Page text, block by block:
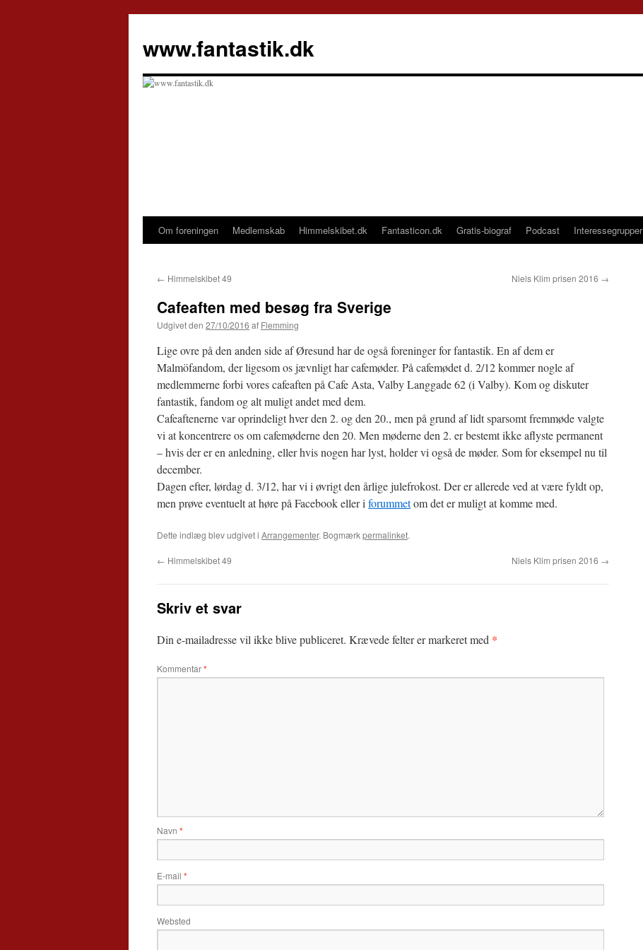
indhold
www.fantastik.dk
Om foreningen Medlemskab Himmelskibet.dk Fantasticon.dk Gratis-biograf Podcast Interessegrupper
← Himmelskibet 49 Niels Klim prisen 2016 →
Cafeaften med besøg fra Sverige
Udgivet den 27/10/2016 af Flemming
Lige ovre på den anden side af Øresund har de også foreninger for fantastik. En af dem er
Malmöfandom, der ligesom os jævnligt har cafemøder. På cafemødet d. 2/12 kommer nogle af
medlemmerne forbi vores cafeaften på Cafe Asta, Valby Langgade 62 (i Valby). Kom og diskuter
fantastik, fandom og alt muligt andet med dem.
Cafeaftenerne var oprindeligt hver den 2. og den 20., men på grund af lidt sparsomt fremmøde valgte
vi at koncentrere os om cafemøderne den 20. Men møderne den 2. er bestemt ikke aflyste permanent
– hvis der er en anledning, eller hvis nogen har lyst, holder vi også de møder. Som for eksempel nu til
december.
Dagen efter, lørdag d. 3/12, har vi i øvrigt den årlige julefrokost. Der er allerede ved at være fyldt op,
men prøve eventuelt at høre på Facebook eller i forummetom det er muligt at komme med.
Dette indlæg blev udgivet i Arrangementer. Bogmærkpermalinket.
← Himmelskibet 49 Niels Klim prisen 2016 →
Skriv et svar
Din e-mailadresse vil ikke blive publiceret. Krævede felter er markeret med *
Kommentar*
Navn *
E-mail *
Websted